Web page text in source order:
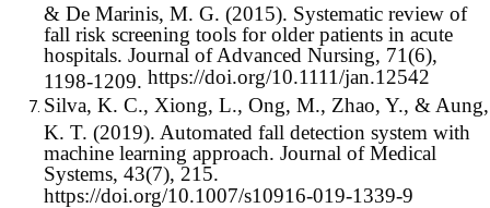
& De Marinis, M. G. (2015). Systematic review of
fall risk screening tools for older patients in acute
hospitals. Journal of Advanced Nursing, 71(6),
1198-1209. https://doi.org/10.1111/jan.12542
Silva, K. C., Xiong, L., Ong, M., Zhao, Y., & Aung,
K. T. (2019). Automated fall detection system with
machine learning approach. Journal of Medical
Systems, 43(7), 215.
https://doi.org/10.1007/s10916-019-1339-9